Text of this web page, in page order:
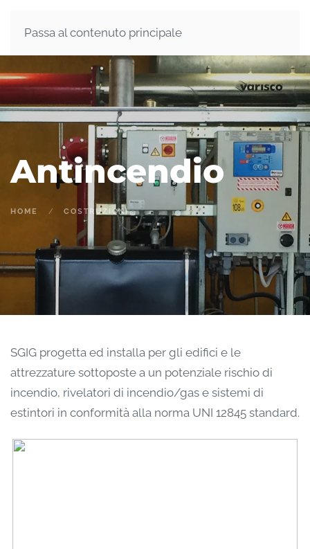
Passa al contenuto principale
Antincendio
HOME COSTRUZIONI
SGIG progetta ed installa per gli edifici e le
attrezzature sottoposte a un potenziale rischio di
incendio, rivelatori di incendio/gas e sistemi di
estintori in conformità alla norma UNI 12845 standard.